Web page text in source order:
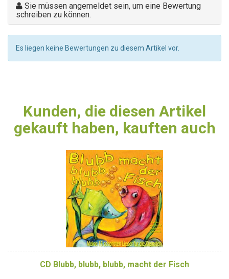
Sie müssen angemeldet sein, um eine Bewertung
schreiben zu können.
Es liegen keine Bewertungen zu diesem Artikel vor.
Kunden, die diesen Artikel
gekauft haben, kauften auch
CD Blubb, blubb, blubb, macht der Fisch